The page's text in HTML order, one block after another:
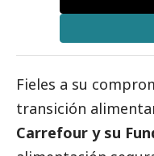
Fieles a su
transición
Carrefour y su